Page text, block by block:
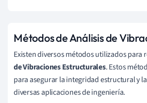
Métodos de Análisis de
Existen diversos métodos utilizados para
de Vibraciones Estructurales. Estos
para asegurar la integridad estructural y
diversas aplicaciones de ingeniería.